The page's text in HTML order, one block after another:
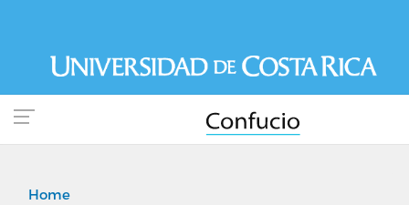
main
content
Home